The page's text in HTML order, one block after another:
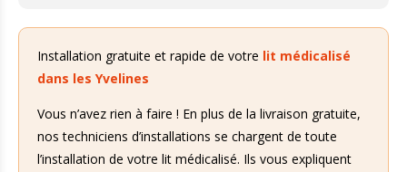
Installation gratuite et rapide de votre lit médicalisé
dans les Yvelines
Vous n’avez rien à faire ! En plus de la livraison gratuite,
nos techniciens d’installations se chargent de toute
l’installation de votre lit médicalisé. Ils vous expliquent